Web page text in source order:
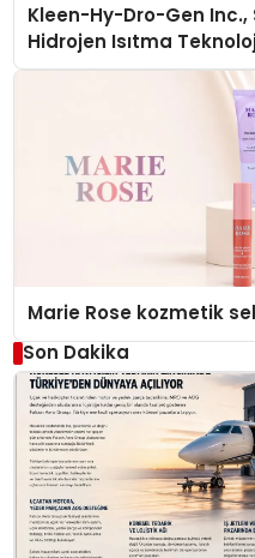
Kleen-Hy-Dro-Gen Inc.,
Hidrojen Isıtma
Düzenleyici Onaylarını
Marie Rose kozmetik
Son Dakika